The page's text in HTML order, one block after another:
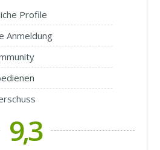
Profile
Anmeldung
9,3